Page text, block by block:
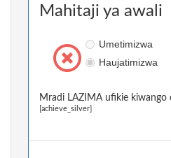
Mahitaji ya awali
Umetimizwa
Haujatimizwa
Mradi LAZIMA ufikie kiwango
[achieve_silver]